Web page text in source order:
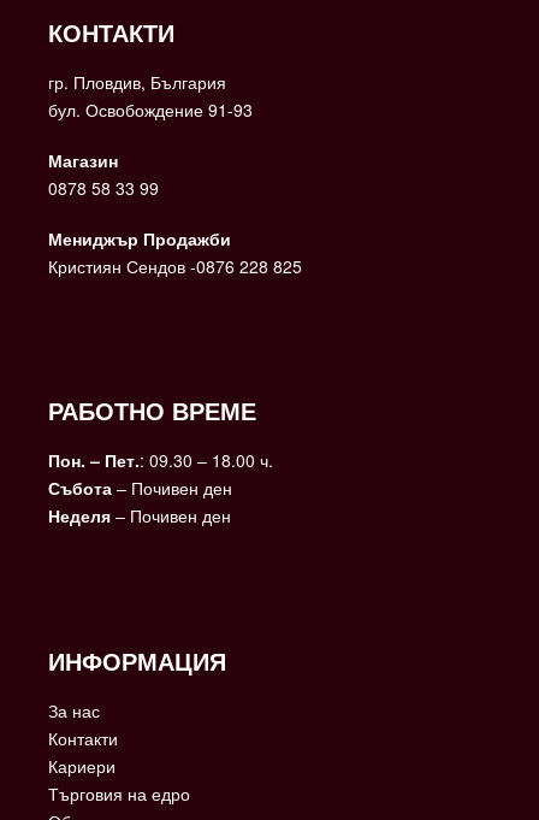
КОНТАКТИ
гр. Пловдив, България
бул. Освобождение 91-93
Магазин
0878 58 33 99
Мениджър Продажби
Кристиян Сендов -0876 228 825
РАБОТНО ВРЕМЕ
Пон. – Пет.: 09.30 – 18.00 ч.
Събота – Почивен ден
Неделя – Почивен ден
ИНФОРМАЦИЯ
За нас
Контакти
Кариери
Търговия на едро